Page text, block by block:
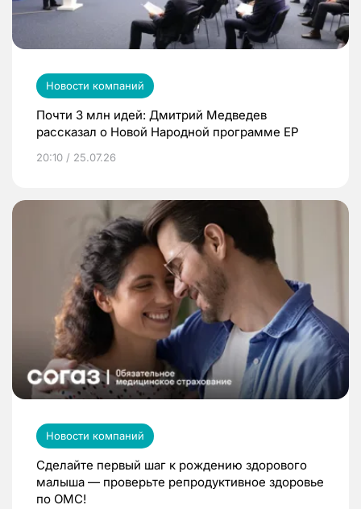
Новости компаний
Почти 3 млн идей: Дмитрий Медведев
рассказал о Новой Народной программе ЕР
20:10 / 25.07.26
Новости компаний
Сделайте первый шаг к рождению здорового
малыша — проверьте репродуктивное здоровье
по ОМС!